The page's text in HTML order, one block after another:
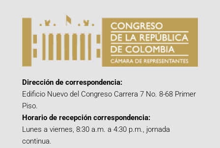
Dirección de correspondencia:
Edificio Nuevo del Congreso Carrera 7 No. 8-68 Primer
Piso.
Horario de recepción correspondencia:
Lunes a viernes, 8:30 a.m. a 4:30 p.m., jornada
continua.